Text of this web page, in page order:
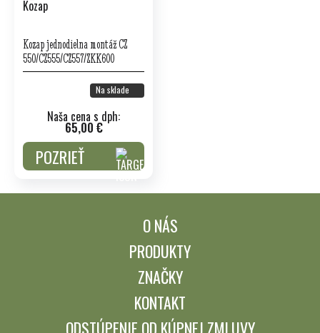
Kozap jednodielna montáž CZ
550/CZ555/CZ557/ZKK600
Na sklade
Naša cena s dph:
65,00 €
POZRIEŤ
O NÁS
PRODUKTY
ZNAČKY
KONTAKT
ODSTÚPENIE OD KÚPNEJ ZMLUVY